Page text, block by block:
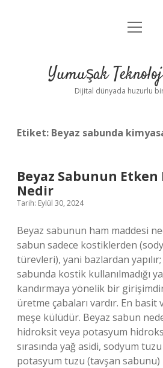
Anasayfa
Yasal Uyarı
menüyü
Yumuşak
Dijital dünyada huzurlu
Etiket: Beyaz sabunda
Beyaz Sabunun Etken
Nedir
Tarih: Eylül 30, 2024
Beyaz sabunun ham maddesi
sabun sadece kostiklerden
türevleri), yani bazlardan yapılır;
sabunda kostik kullanılmadığı
kandırmaya yönelik bir
üretme çabaları vardır. En basit
meşe külüdür. Beyaz sabun
hidroksit veya potasyum
sırasında yağ asidi, sodyum
potasyum tuzu (tavşan